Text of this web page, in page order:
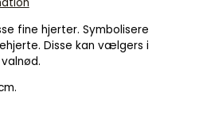
fine hjerter. Symbolisere
Disse kan vælgers i